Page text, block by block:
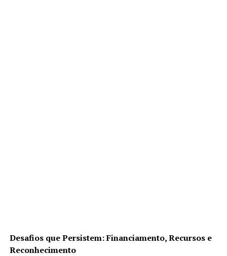
Desafios que Persistem: Financiamento, Recursos e
Reconhecimento